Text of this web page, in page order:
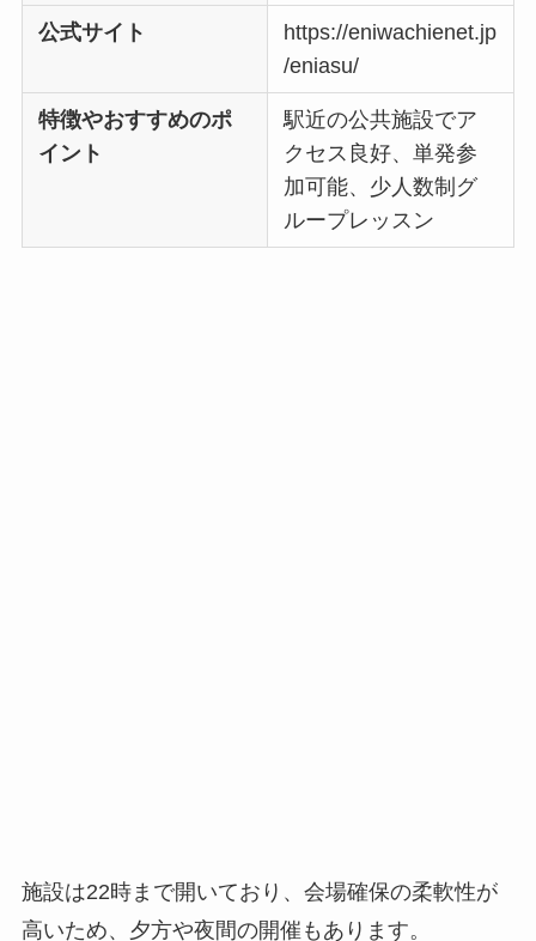
公式サイト
https://eniwachienet.jp
/eniasu/
特徴やおすすめのポ
イント
駅近の公共施設でア
クセス良好、単発参
加可能、少人数制グ
ループレッスン
施設は22時まで開いており、会場確保の柔軟性が
高いため、夕方や夜間の開催もあります。